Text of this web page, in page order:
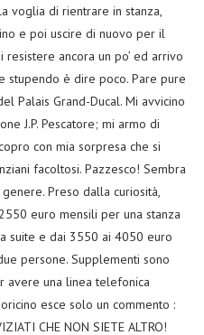
voglia di rientrare in stanza,
e poi uscire di nuovo per il
ancora un po’ ed arrivo
stupendo è dire poco. Pare pure
Palais Grand-Ducal. Mi avvicino
J.P. Pescatore; mi armo di
con mia sorpresa che si
facoltosi. Pazzesco! Sembra
Preso dalla curiosità,
euro mensili per una stanza
suite e dai 3550 ai 4050 euro
persone. Supplementi sono
avere una linea telefonica
esce solo un commento :
CHE NON SIETE ALTRO!